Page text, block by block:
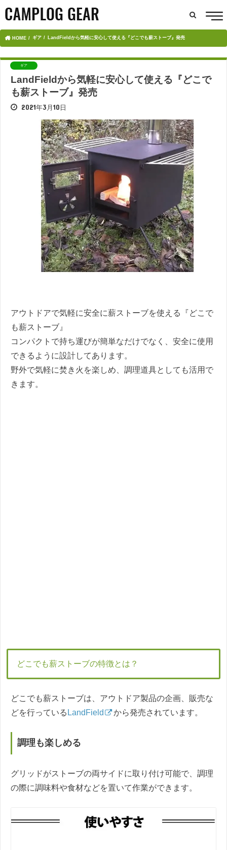
HOME ギア LandFieldから気軽に安心して使える『どこでも薪ストーブ』発売
ギア
LandFieldから気軽に安心して使える『どこで
も薪ストーブ』発売
2021年3月10日
アウトドアで気軽に安全に薪ストーブを使える『どこで
も薪ストーブ』
コンパクトで持ち運びが簡単なだけでなく、安全に使用
できるように設計してあります。
野外で気軽に焚き火を楽しめ、調理道具としても活用で
きます。
どこでも薪ストーブの特徴とは？
どこでも薪ストーブは、アウトドア製品の企画、販売な
どを行っている LandField から発売されています。
調理も楽しめる
グリッドがストーブの両サイドに取り付け可能で、調理
の際に調味料や食材などを置いて作業ができます。